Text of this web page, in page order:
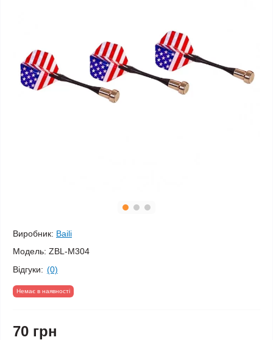
Виробник: Baili
Модель: ZBL-M304
Відгуки: (0)
Немає в наявності
70 грн